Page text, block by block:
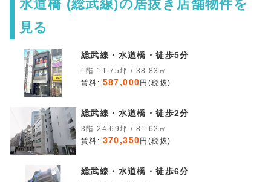
水道橋 (総武線)の居抜き店舗物件を
見る
総武線・水道橋・徒歩5分
1階 11.75坪 / 38.83㎡
賃料: 587,000 円(税抜)
総武線・水道橋・徒歩2分
3階 24.69坪 / 81.62㎡
賃料: 370,350 円(税抜)
総武線・水道橋・徒歩6分